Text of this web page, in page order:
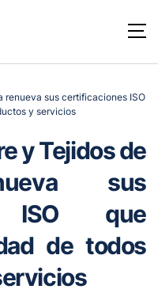
renueva sus certificaciones ISO
y servicios
y Tejidos de
sus
ISO que
de todos